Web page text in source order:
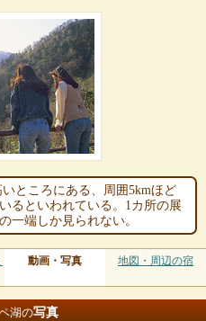
ところにある、周囲5kmほど
るといわれている。1カ所の展
一端しか見られない。
動画・写真 地図・周辺の宿
湖の写真